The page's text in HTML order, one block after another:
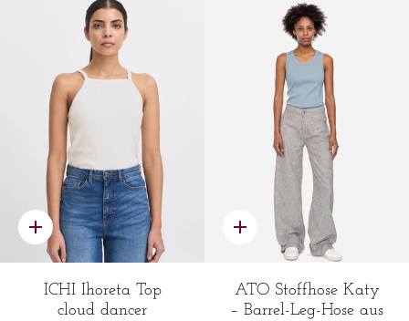
Schnelles
Hinzufügen
ICHI Ihoreta Top
cloud dancer
Schnelles
Hinzufügen
ATO Stoffhose Katy
– Barrel-Leg-Hose aus